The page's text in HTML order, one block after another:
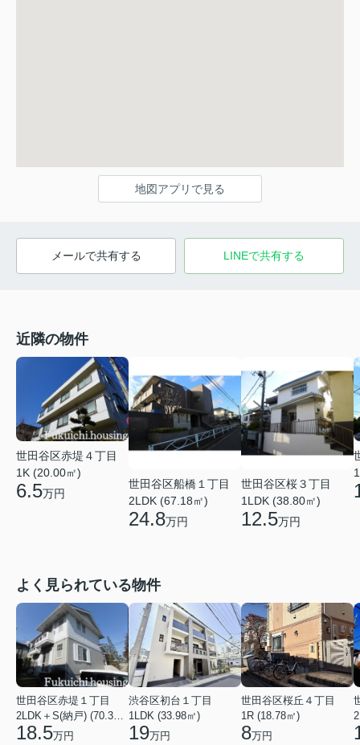
地図アプリで見る
メールで共有する LINEで共有する
近隣の物件
世田谷区赤堤４丁目
1K (20.00㎡)
6.5万円
世田谷区船橋１丁目
2LDK (67.18㎡)
24.8万円
世田谷区桜３丁目
1LDK (38.80㎡)
12.5万円
よく見られている物件
世田谷区赤堤１丁目
2LDK＋S(納戸) (70.38㎡)
18.5万円
渋谷区初台１丁目
1LDK (33.98㎡)
19万円
世田谷区桜丘４丁目
1R (18.78㎡)
8万円